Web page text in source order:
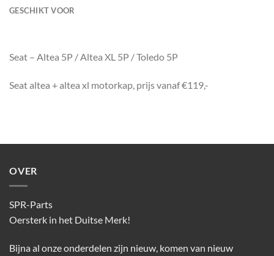
GESCHIKT VOOR
Seat – Altea 5P / Altea XL 5P / Toledo 5P
Seat altea + altea xl motorkap, prijs vanaf €119,-
OVER
SPR-Parts
Oersterk in het Duitse Merk!
Bijna al onze onderdelen zijn nieuw, komen van nieuw